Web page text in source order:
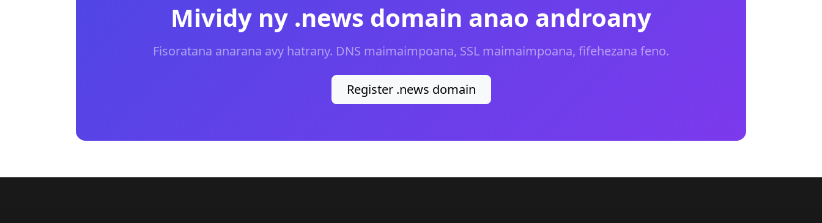
Mividy ny .news domain anao androany
Fisoratana anarana avy hatrany. DNS maimaimpoana, SSL maimaimpoana, fifehezana feno.
Register .news domain